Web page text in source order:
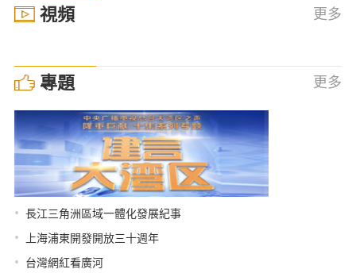
視頻 更多
專題 更多
• 長江三角洲區域一體化發展紀事
• 上海浦東開發開放三十週年
• 台灣網紅看廣河